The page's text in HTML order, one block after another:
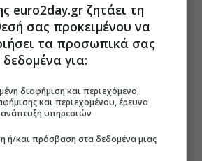
euro2day.gr ζητάει τη
σας προκειμένου να
τα προσωπικά σας
δεδομένα για:
διαφήμιση και περιεχόμενο,
και περιεχομένου, έρευνα
ανάπτυξη υπηρεσιών
ή/και πρόσβαση στα δεδομένα μιας